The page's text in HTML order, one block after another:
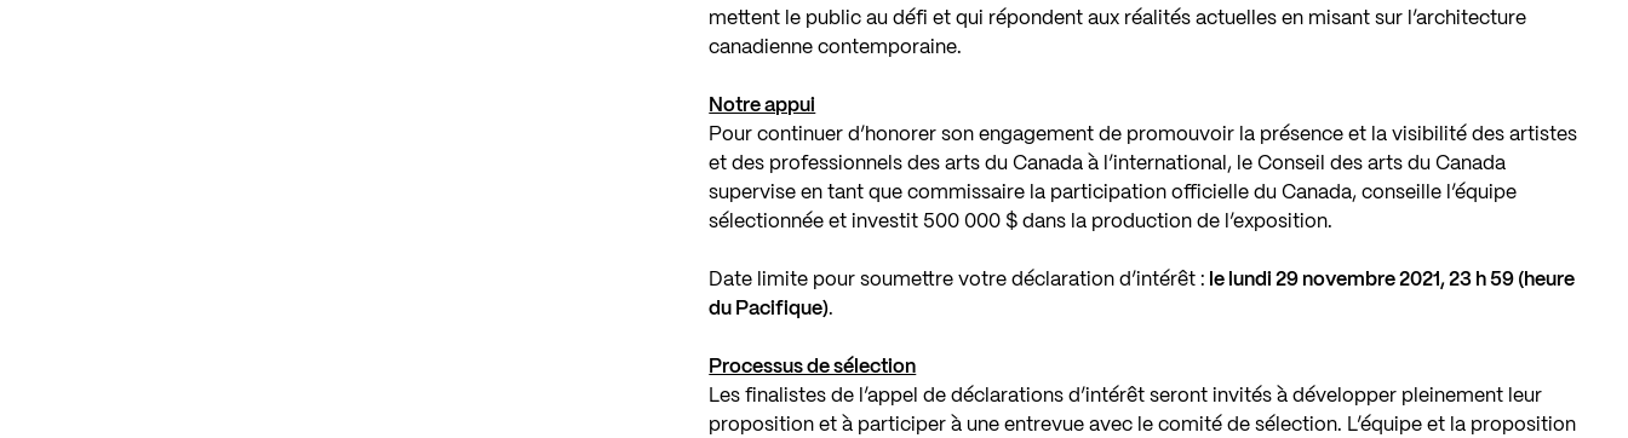
mettent le public au défi et qui répondent aux réalités actuelles en misant sur l’architecture
canadienne contemporaine.
Notre appui
Pour continuer d’honorer son engagement de promouvoir la présence et la visibilité des artistes
et des professionnels des arts du Canada à l’international, le Conseil des arts du Canada
supervise en tant que commissaire la participation officielle du Canada, conseille l’équipe
sélectionnée et investit 500 000 $ dans la production de l’exposition.
Date limite pour soumettre votre déclaration d’intérêt : le lundi 29 novembre 2021, 23 h 59 (heure
du Pacifique).
Processus de sélection
Les finalistes de l’appel de déclarations d’intérêt seront invités à développer pleinement leur
proposition et à participer à une entrevue avec le comité de sélection. L’équipe et la proposition